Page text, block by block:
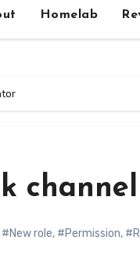
Homelab
#New role, #Permission,